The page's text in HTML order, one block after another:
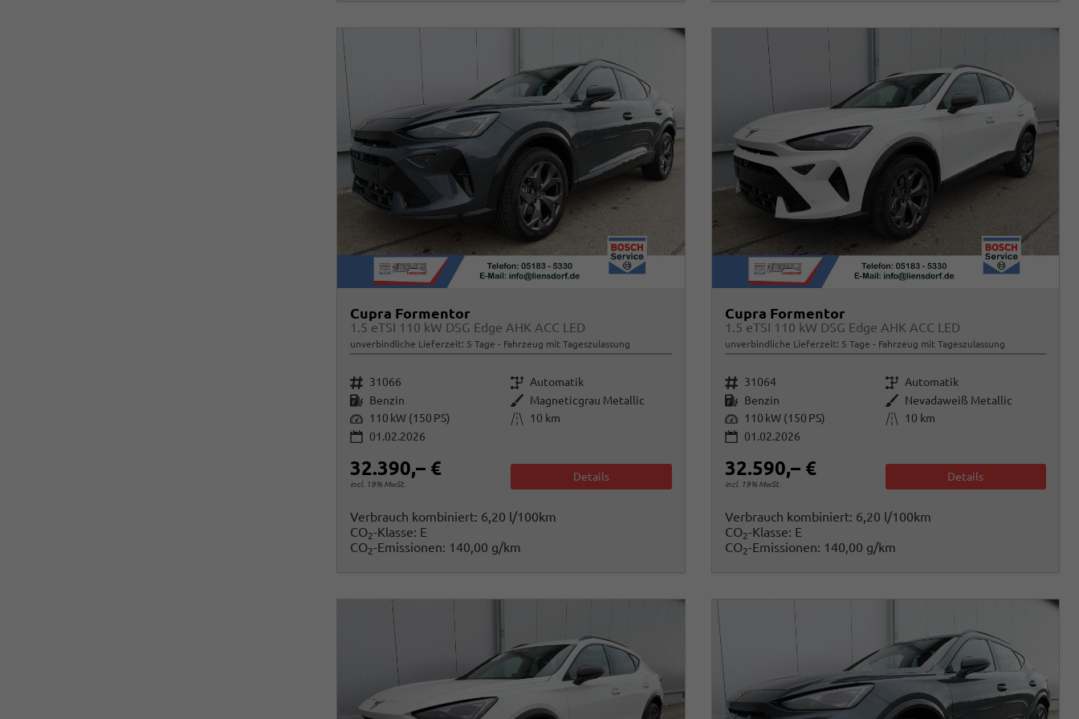
Cupra Formentor
1.5 eTSI 110 kW DSG Edge AHK ACC LED
unverbindliche Lieferzeit: 5 Tage Fahrzeug mit Tageszulassung
Fahrzeugnr. 31066 Getriebe Automatik
Kraftstoff Benzin Außenfarbe Magneticgrau Metallic
Leistung 110 kW (150 PS) Kilometerstand 10 km
01.02.2026
32.390,– €
incl. 19% MwSt.
Details
Verbrauch kombiniert: 6,20 l/100km
CO2-Klasse: E
CO2-Emissionen: 140,00 g/km
Cupra Formentor
1.5 eTSI 110 kW DSG Edge AHK ACC LED
unverbindliche Lieferzeit: 5 Tage Fahrzeug mit Tageszulassung
Fahrzeugnr. 31064 Getriebe Automatik
Kraftstoff Benzin Außenfarbe Nevadaweiß Metallic
Leistung 110 kW (150 PS) Kilometerstand
10 km
01.02.2026
32.590,– €
incl. 19% MwSt.
Details
Verbrauch kombiniert: 6,20 l/100km
CO2-Klasse: E
CO2-Emissionen: 140,00 g/km